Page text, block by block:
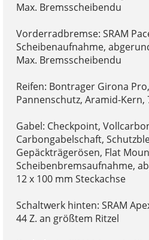
Max. Bremsscheibendu
Vorderradbremse: SRAM
Scheibenaufnahme,
Max. Bremsscheibendu
Reifen: Bontrager Girona
Pannenschutz, Aramid-Kern,
Gabel: Checkpoint,
Carbongabelschaft,
Gepäckträgerösen, Flat
Scheibenbremsaufnahme,
12 x 100 mm Steckachse
Schaltwerk hinten: SRAM
44 Z. an größtem Ritzel